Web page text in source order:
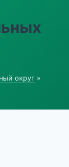
округ »